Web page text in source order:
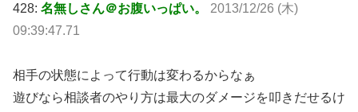
428: 名無しさん＠お腹いっぱい。 2013/12/26 (木)
09:39:47.71
相手の状態によって行動は変わるからなぁ
遊びなら相談者のやり方は最大のダメージを叩きだせるけ